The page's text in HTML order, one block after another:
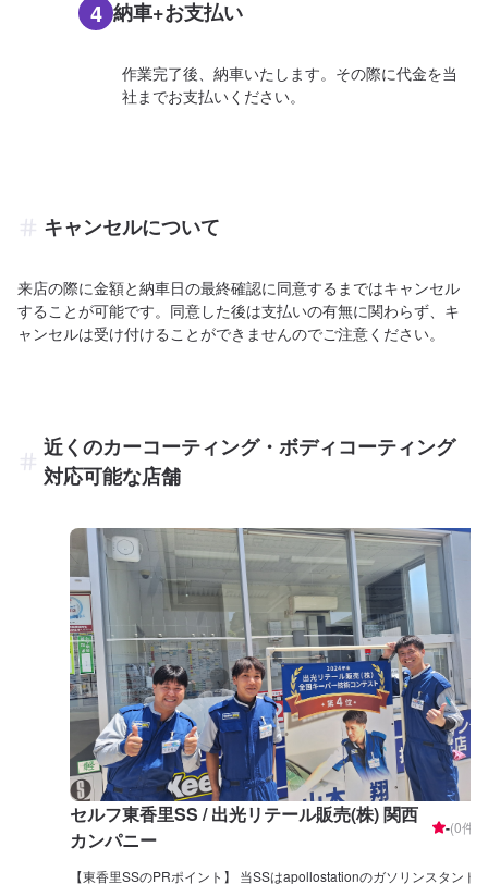
4 納車+お支払い
作業完了後、納車いたします。その際に代金を当
社までお支払いください。
キャンセルについて
来店の際に金額と納車日の最終確認に同意するまではキャンセル
することが可能です。同意した後は支払いの有無に関わらず、キ
ャンセルは受け付けることができませんのでご注意ください。
近くのカーコーティング・ボディコーティング
対応可能な店舗
セルフ東香里SS / 出光リテール販売(株) 関西
カンパニー
-(0件)
【東香里SSのPRポイント】 当SSはapollostationのガソリンスタンド